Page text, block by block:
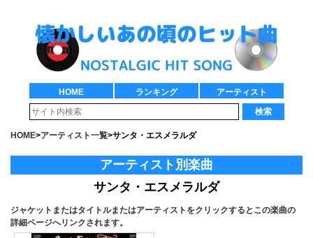
HOME ランキング
アーティスト
検索
HOME>アーティスト一覧>サンタ・エスメラルダ
アーティスト別楽曲
サンタ・エスメラルダ
ジャケットまたはタイトルまたはアーティストをクリックするとこの楽曲の
詳細ページへリンクされます。